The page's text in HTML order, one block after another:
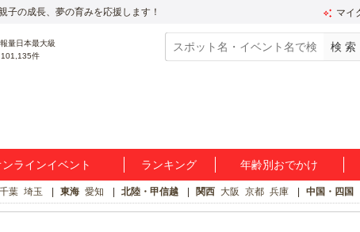
子の成長、夢の育みを応援します！ マイ
101,135件
ンラインイベント ランキング 年齢別おでかけ
千葉 埼玉 東海 愛知 北陸・甲信越 関西 大阪 京都 兵庫 中国・四国